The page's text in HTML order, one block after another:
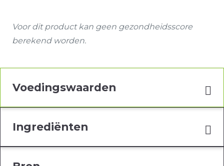
Voor dit product kan geen gezondheidsscore
berekend worden.
Voedingswaarden
Ingrediënten